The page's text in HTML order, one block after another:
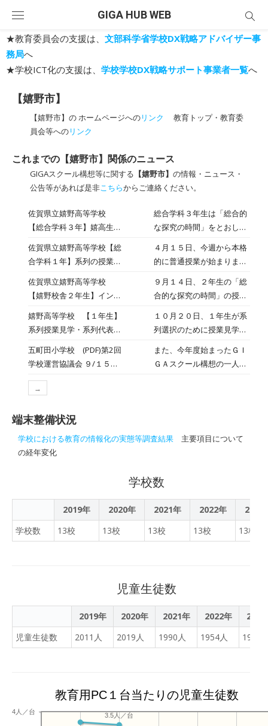
content
GIGA HUB WEB
★教育委員会の支援は、 文部科学省学校DX戦略アドバイザー事
務局へ
★学校ICT化の支援は、 学校学校DX戦略サポート事業者一覧へ
【嬉野市】
【嬉野市】の ホームページへのリンク
教育トップ・教育委
員会等へのリンク
これまでの【嬉野市】関係のニュース
GIGAスクール構想等に関する 【嬉野市】 の情報・ニュース・
公告等があれば是非こちらからご連絡ください。
佐賀県立嬉野高等学校
【総合学科３年】嬉高生に
と意見交換をしました
総合学科３年生は「総合的
な探究の時間」をとおし
え、自分たちにできること
はないかを考えていきま
す。５月９日、この日は今
年度どんなことに取り組み
たいかをまとめ、地域の方
と意見交換をしました。 嬉
野市役所ＳＡＧＡ２０２４
推進課、嬉野温泉観光協
会、嬉野温泉駅駅長、嬉野
年間で取り組んでいきます
佐賀県立嬉野高等学校【総
合学科１年】系列の授業が
４月１５日、今週から本格
的に普通授業が始まりまし
授業があり、専門的な授業
を受けました。 商業系列は
パソコンの授業、社会福祉
系列は２年生との交流学習
でした。早く高校の授業に
雰囲気に慣れてください
佐賀県立嬉野高等学校
【嬉野校舎２年生】インタ
た 2023年9月15日
９月１４日、２年生の「総
合的な探究の時間」の授業
会をしました。夏休みに実
施したインターンシップの
様子や学んだことなどを一
人ずつ発表しました。友達
プを受け入れていただいた
嬉野高等学校 【１年生】
系列授業見学・系列代表生
た2022年10月28日
１０月２０日、１年生が系
列選択のために授業見学を
会福祉系列」「情報ビジネ
ス系列」「観光・流通系
は、どの系列で学ぶかを決
の３年生が、専門科目の説
についてお話をしてくれま
した。座談会では、和気あ
いあいとした雰囲気で、１
か？それぞれの系列で学
び、生徒のみなさん全員の
さらなる成長を期待してい
ます。
五町田小学校 (PDF)第2回
学校運営協議会 ９/１５
月２７日（月））
また、今年度始まったＧＩ
ＧＡスクール構想の一人一
した。
→
端末整備状況
学校における教育の情報化の実態等調査結果 主要項目について
の経年変化
学校数
2019年 2020年 2021年 2022年
2023
学校数
13校 13校 13校 13校 13校
児童生徒数
2019年 2020年 2021年 2022年
2023
児童生徒数
2011人 2019人 1990人 1954人 1938
教育用PC１台当たりの児童生徒数
4人／台
3.5人／台